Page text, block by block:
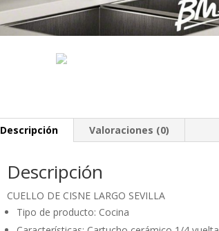
Descripción Valoraciones (0)
Descripción
CUELLO DE CISNE LARGO SEVILLA
Tipo de producto: Cocina